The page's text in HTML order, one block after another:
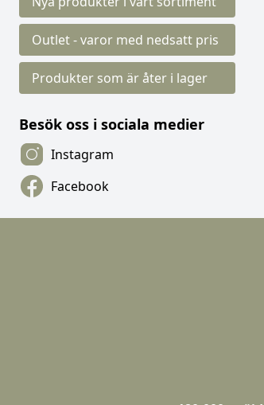
Outlet - varor med nedsatt pris
Produkter som är åter i lager
Besök oss i sociala medier
Instagram
Facebook